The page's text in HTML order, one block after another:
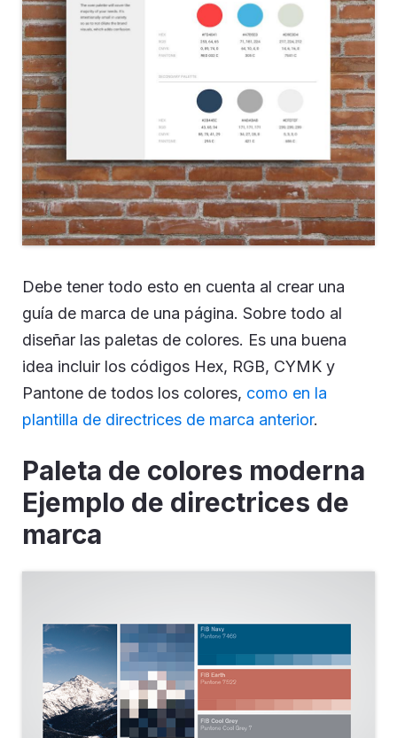
Debe tener todo esto en cuenta al crear una
guía de marca de una página. Sobre todo al
diseñar las paletas de colores. Es una buena
idea incluir los códigos Hex, RGB, CYMK y
Pantone de todos los colores, como en la
plantilla de directrices de marca anterior.
Paleta de colores moderna
Ejemplo de directrices de
marca